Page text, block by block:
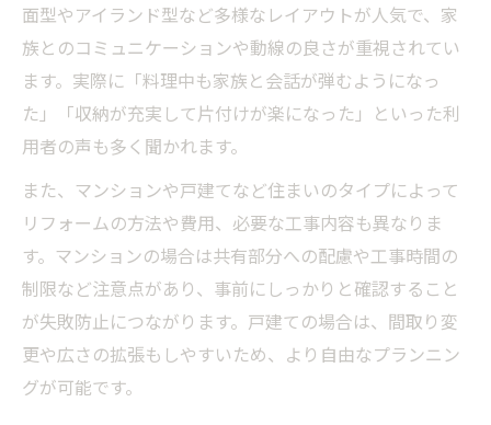
リフォーム費用を賢く抑えるコツ
リフォーム費用の相場を知って賢く節約
システムキッチンの価格と工事費用の実態
リフォーム費用を抑えるアウトレット活用
術
予算内で満足できるリフォームプラン作成
法
リフォームの見積もり比較で節約を実現
マンションでも安心のキッチンリフォーム実例
マンションリフォームの注意点とポイント
システムキッチン選びで大切な規約確認
面型やアイランド型など多様なレイアウトが人気で、家
族とのコミュニケーションや動線の良さが重視されてい
ます。実際に「料理中も家族と会話が弾むようになっ
た」「収納が充実して片付けが楽になった」といった利
用者の声も多く聞かれます。
また、マンションや戸建てなど住まいのタイプによって
リフォームの方法や費用、必要な工事内容も異なりま
す。マンションの場合は共有部分への配慮や工事時間の
制限など注意点があり、事前にしっかりと確認すること
が失敗防止につながります。戸建ての場合は、間取り変
更や広さの拡張もしやすいため、より自由なプランニン
グが可能です。